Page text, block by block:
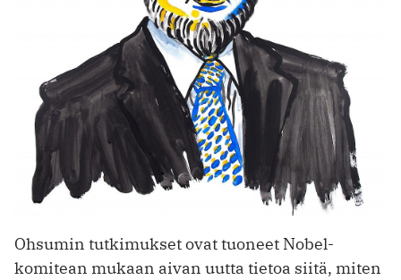
Ohsumin tutkimukset ovat tuoneet Nobel-
komitean mukaan aivan uutta tietoa siitä, miten